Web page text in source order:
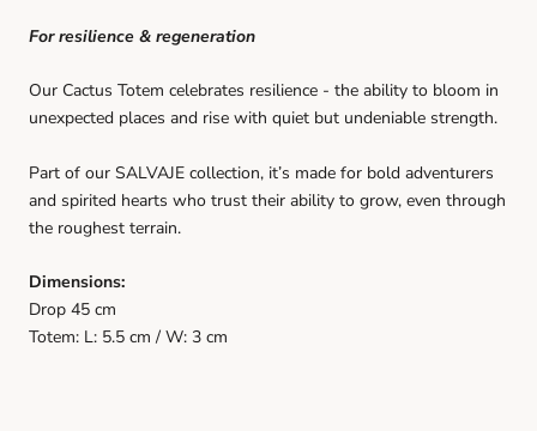
For resilience & regeneration
Our Cactus Totem celebrates resilience - the ability to bloom in
unexpected places and rise with quiet but undeniable strength.
Part of our SALVAJE collection, it’s made for bold adventurers
and spirited hearts who trust their ability to grow, even through
the roughest terrain.
Dimensions:
Drop 45 cm
Totem: L: 5.5 cm / W: 3 cm